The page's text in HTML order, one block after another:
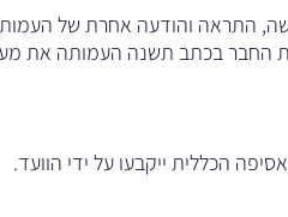
התראה והודעה אחרת של העמותה
החבר בכתב תשנה העמותה את
הכללית ייקבעו על ידי הוועד.